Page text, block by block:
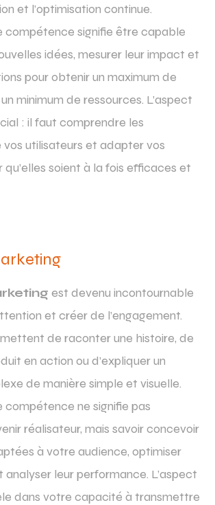
et l’optimisation continue.
signifie être capable
idées, mesurer leur impact et
pour obtenir un maximum de
minimum de ressources. L’aspect
: il faut comprendre les
utilisateurs et adapter vos
soient à la fois efficaces et
est devenu incontournable
et créer de l’engagement.
de raconter une histoire, de
en action ou d’expliquer un
de manière simple et visuelle.
ne signifie pas
réalisateur, mais savoir concevoir
à votre audience, optimiser
analyser leur performance. L’aspect
dans votre capacité à transmettre